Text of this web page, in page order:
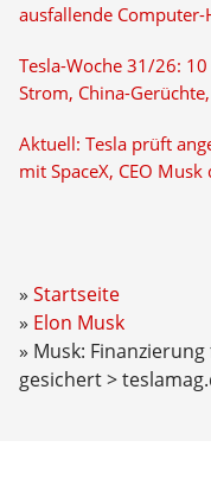
ausfallende Computer-
Tesla-Woche 31/26: 10
Strom, China-
Aktuell: Tesla prüft
mit SpaceX, CEO
Startseite
Elon Musk
Musk:
gesichert >